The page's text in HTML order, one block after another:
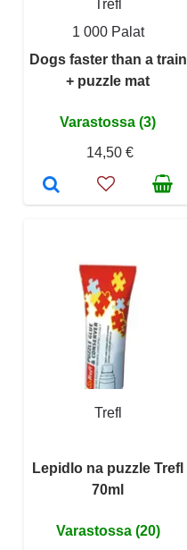
Trefl
1 000 Palat
Dogs faster than a train
+ puzzle mat
Varastossa (3)
14,50 €
Trefl
Lepidlo na puzzle Trefl
70ml
Varastossa (20)